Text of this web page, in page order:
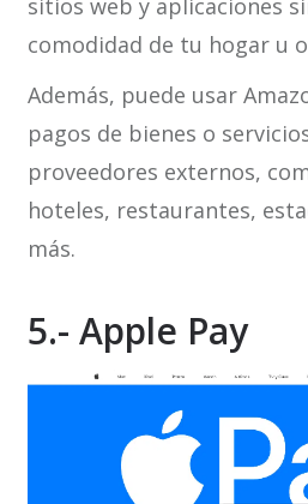
sitios web y aplicaciones
comodidad de tu hogar u
Además, puede usar
pagos de bienes o
proveedores externos,
hoteles, restaurantes,
más.
5.- Apple Pay